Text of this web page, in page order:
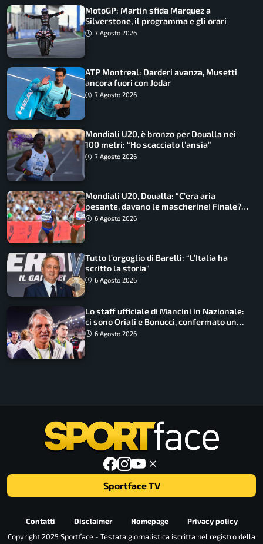
MotoGP: Martin sfida Marquez a
Silverstone, il programma e gli orari
7 Agosto 2026
ATP Montreal: Darderi avanza, Musetti
ancora fuori con Jodar
7 Agosto 2026
Mondiali U20, è bronzo per Doualla nei
100 metri: “Ho scacciato l’ansia”
7 Agosto 2026
Mondiali U20, Doualla: “C’era aria
pesante, davano le mascherine! Finale?
Non ho nulla da perdere”
6 Agosto 2026
Tutto l’orgoglio di Barelli: “L’Italia ha
scritto la storia”
6 Agosto 2026
Lo staff ufficiale di Mancini in Nazionale:
ci sono Oriali e Bonucci, confermato un
ritorno
6 Agosto 2026
Sportface TV
Contatti Disclaimer Homepage
Privacy policy
Copyright 2025 Sportface - Testata giornalistica iscritta nel registro della